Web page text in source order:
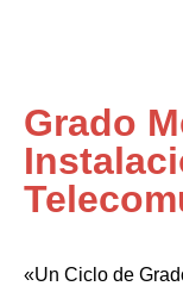
Grado
«Un Ciclo de